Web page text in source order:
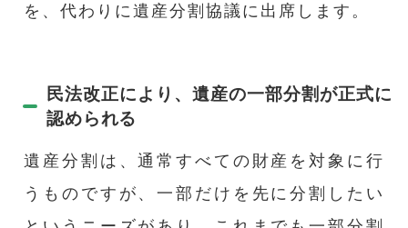
を、代わりに遺産分割協議に出席します。
民法改正により、遺産の一部分割が正式に
認められる
遺産分割は、通常すべての財産を対象に行
うものですが、一部だけを先に分割したい